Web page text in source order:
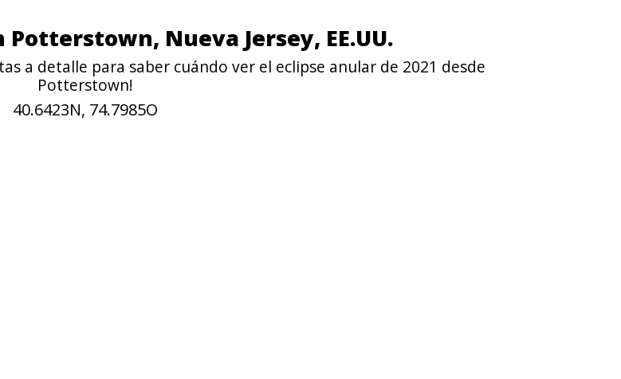
Potterstown, Nueva Jersey, EE.UU.
a detalle para saber cuándo ver el eclipse anular de 2021 desde
Potterstown!
40.6423N, 74.7985O